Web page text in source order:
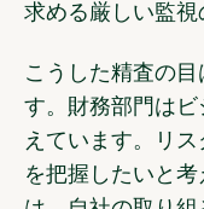
求める厳しい監視
こうした精査の
す。財務部門は
えています。リ
を把握したいと